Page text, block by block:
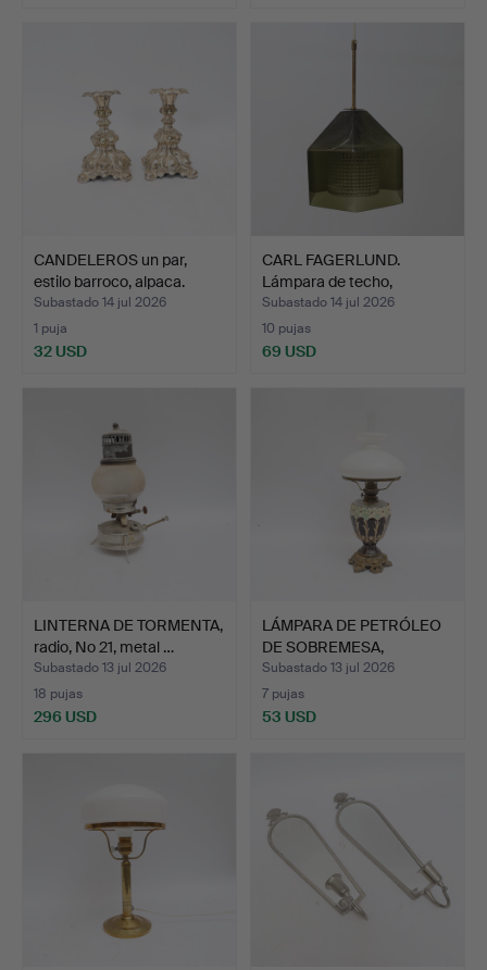
CANDELEROS un par,
estilo barroco, alpaca.
Subastado 14 jul 2026
1 puja
32 USD
CARL FAGERLUND.
Lámpara de techo,
segunda …
Subastado 14 jul 2026
10 pujas
69 USD
LINTERNA DE TORMENTA,
radio, No 21, metal …
Subastado 13 jul 2026
18 pujas
296 USD
LÁMPARA DE PETRÓLEO
DE SOBREMESA,
mayólica…
Subastado 13 jul 2026
7 pujas
53 USD